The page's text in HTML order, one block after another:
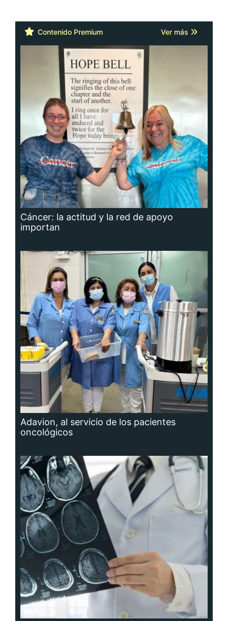
Contenido Premium Ver más
Cáncer: la actitud y la red de apoyo
importan
Adavion, al servicio de los pacientes
oncológicos